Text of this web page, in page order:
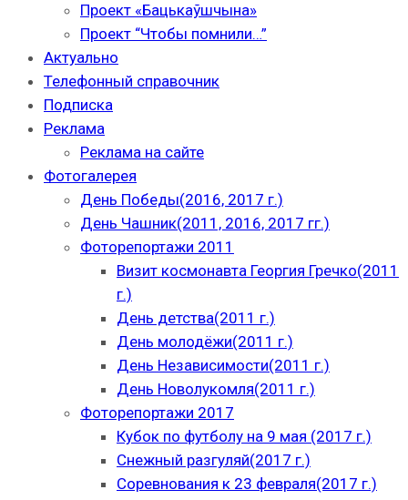
Проект «Бацькаўшчына»
Проект “Чтобы помнили…”
Актуально
Телефонный справочник
Подписка
Реклама
Реклама на сайте
Фотогалерея
День Победы(2016, 2017 г.)
День Чашник(2011, 2016, 2017 гг.)
Фоторепортажи 2011
Визит космонавта Георгия Гречко(2011
г.)
День детства(2011 г.)
День молодёжи(2011 г.)
День Независимости(2011 г.)
День Новолукомля(2011 г.)
Фоторепортажи 2017
Кубок по футболу на 9 мая (2017 г.)
Снежный разгуляй(2017 г.)
Соревнования к 23 февраля(2017 г.)